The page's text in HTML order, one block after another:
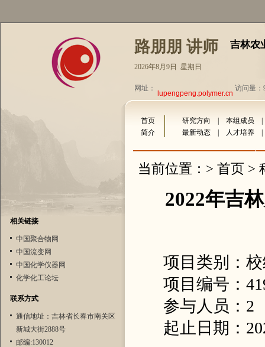
路朋朋 讲师 吉林农
2026年8月9日 星期日
网址：
lupengpeng.polymer.cn 访问量：
相关链接
中国聚合物网
中国流变网
中国化学仪器网
化学化工论坛
联系方式
通信地址：吉林省长春市南关区
新城大街2888号
邮编:130012
首页 研究方向 本组成员
简介
最新动态 人才培养
当前位置：> 首页 >
2022年吉
项目类别：
项目编号：
参与人员：2
起止日期：